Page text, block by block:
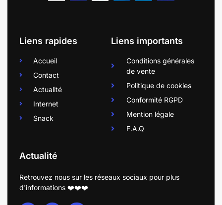
Liens rapides
Accueil
Contact
Actualité
Internet
Snack
Liens importants
Conditions générales
de vente
Politique de cookies
Conformité RGPD
Mention légale
F.A.Q
Actualité
Retrouvez nous sur les réseaux sociaux pour plus
d'informations ❤️❤️❤️